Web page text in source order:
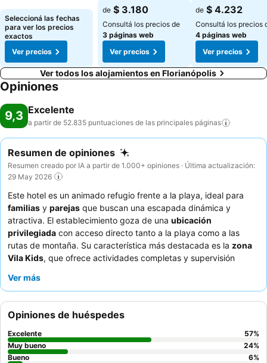
Ver precios
Seleccioná las fechas
para ver los precios
exactos
Ver precios
Ver precios
de $ 3.180
Consultá los precios de
3 páginas web
Ver precios
Ver precios
de $ 4.232
Consultá los precios
4 páginas web
Ver precios
Ver todos los alojamientos en Florianópolis
Opiniones
9,3 Excelente
a partir de 52.835 puntuaciones de las principales páginas
Resumen de opiniones
Resumen creado por IA a partir de 1.000+ opiniones · Última actualización:
29 May 2026
Este hotel es un animado refugio frente a la playa, ideal para
familias y parejas que buscan una escapada dinámica y
atractiva. El establecimiento goza de una ubicación
privilegiada con acceso directo tanto a la playa como a las
rutas de montaña. Su característica más destacada es la zona
Vila Kids, que ofrece actividades completas y supervisión
constantemente al
japonés e italiano. Para una experiencia mejorada, considere
solicitar una habitación en un piso superior para disfrutar de
atractivas vistas al mar
Ver más
Opiniones de huéspedes
Excelente 57%
Muy bueno
24%
Bueno
6%